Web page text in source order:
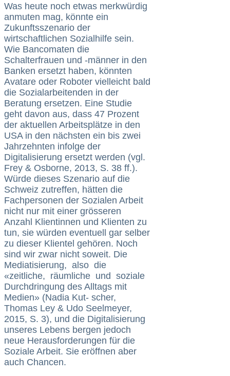
Was heute noch etwas merkwürdig
anmuten mag, könnte ein
Zukunftsszenario der
wirtschaftlichen Sozialhilfe sein.
Wie Bancomaten die
Schalterfrauen und -männer in den
Banken ersetzt haben, könnten
Avatare oder Roboter vielleicht bald
die Sozialarbeitenden in der
Beratung ersetzen. Eine Studie
geht davon aus, dass 47 Prozent
der aktuellen Arbeitsplätze in den
USA in den nächsten ein bis zwei
Jahrzehnten infolge der
Digitalisierung ersetzt werden (vgl.
Frey & Osborne, 2013, S. 38 ff.).
Würde dieses Szenario auf die
Schweiz zutreffen, hätten die
Fachpersonen der Sozialen Arbeit
nicht nur mit einer grösseren
Anzahl Klientinnen und Klienten zu
tun, sie würden eventuell gar selber
zu dieser Klientel gehören. Noch
sind wir zwar nicht soweit. Die
Mediatisierung, also die
«zeitliche, räumliche und soziale
Durchdringung des Alltags mit
Medien» (Nadia Kut- scher,
Thomas Ley & Udo Seelmeyer,
2015, S. 3), und die Digitalisierung
unseres Lebens bergen jedoch
neue Herausforderungen für die
Soziale Arbeit. Sie eröffnen aber
auch Chancen.